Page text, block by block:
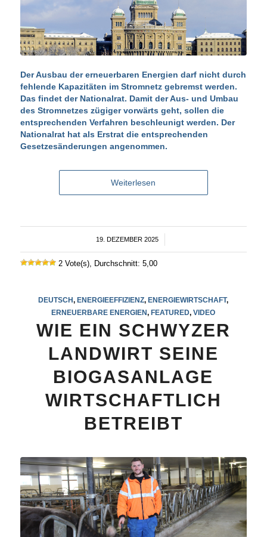
Der Ausbau der erneuerbaren Energien darf nicht durch
fehlende Kapazitäten im Stromnetz gebremst werden.
Das findet der Nationalrat. Damit der Aus- und Umbau
des Stromnetzes zügiger vorwärts geht, sollen die
entsprechenden Verfahren beschleunigt werden. Der
Nationalrat hat als Erstrat die entsprechenden
Gesetzesänderungen angenommen.
Weiterlesen
19. DEZEMBER 2025
/
2 Vote(s), Durchschnitt: 5,00
DEUTSCH,ENERGIEEFFIZIENZ,ENERGIEWIRTSCHAFT,
ERNEUERBARE ENERGIEN,FEATURED,VIDEO
WIE EIN SCHWYZER
LANDWIRT SEINE
BIOGASANLAGE
WIRTSCHAFTLICH
BETREIBT